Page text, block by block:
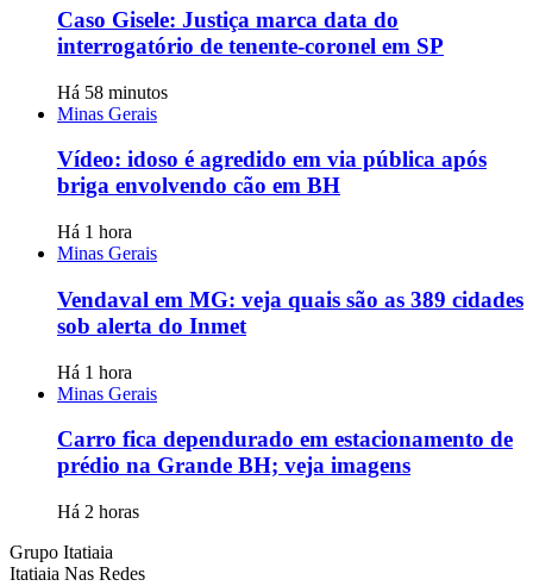
Caso Gisele: Justiça marca data do
interrogatório de tenente-coronel em SP
Há 58 minutos
Minas Gerais
Vídeo: idoso é agredido em via pública após
briga envolvendo cão em BH
Há 1 hora
Minas Gerais
Vendaval em MG: veja quais são as 389 cidades
sob alerta do Inmet
Há 1 hora
Minas Gerais
Carro fica dependurado em estacionamento de
prédio na Grande BH; veja imagens
Há 2 horas
Grupo Itatiaia
Itatiaia Nas Redes